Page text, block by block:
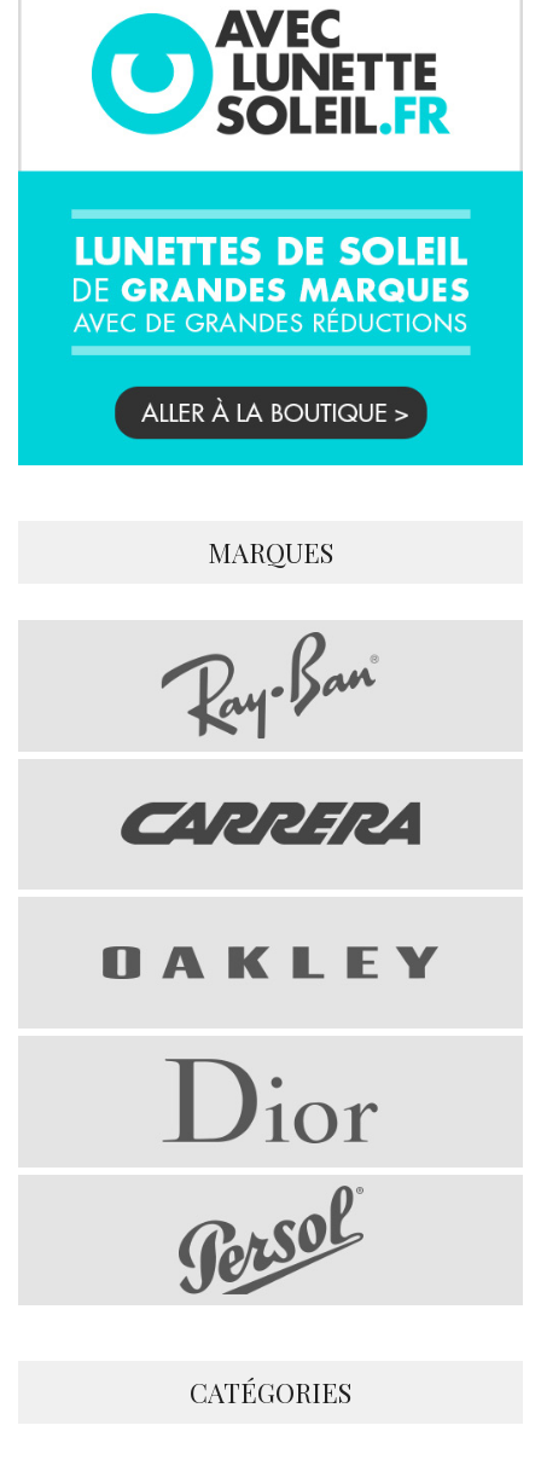
MARQUES
CATÉGORIES